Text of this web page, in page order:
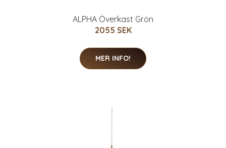
ALPHA Överkast Grön
2055 SEK
MER INFO!